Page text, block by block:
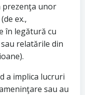
prezenţa unor
ex.,
în legătură cu
relatările din
a implica lucruri
sau au